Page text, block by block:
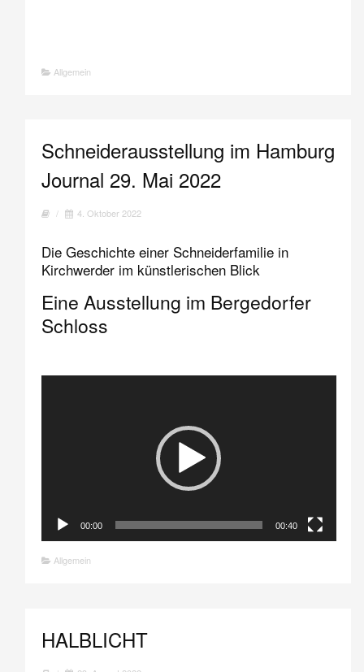
Allgemein
Schneiderausstellung im Hamburg
Journal 29. Mai 2022
/ 4. Oktober 2022
Die Geschichte einer Schneiderfamilie in
Kirchwerder im künstlerischen Blick
Eine Ausstellung im Bergedorfer
Schloss
00:00 00:40
Allgemein
HALBLICHT